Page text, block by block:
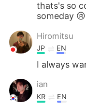
thats's so
someday 😢
Hiromitsu
JP EN
I always
ian
KR EN